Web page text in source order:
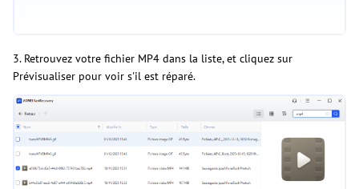
3. Retrouvez votre fichier MP4 dans la liste, et cliquez sur
Prévisualiser pour voir s'il est réparé.